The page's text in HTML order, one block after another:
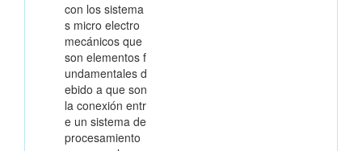
con los sistema
s micro electro
mecánicos que
son elementos f
undamentales d
ebido a que son
la conexión entr
e un sistema de
procesamiento